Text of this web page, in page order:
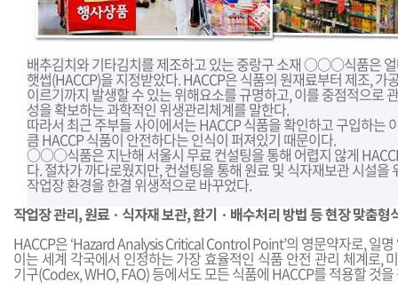
배추김치와 기타김치를 제조하고 있는 중랑구 소재 ○○○식품은
햇썹(HACCP)을 지정받았다. HACCP은 식품의 원재료부터 제조, 가
이르기까지 발생할 수 있는 위해요소를 규명하고, 이를 중점적으로
성을 확보하는 과학적인 위생관리체계를 말한다.
따라서 최근 주부들 사이에서는 HACCP 식품을 확인하고 구입하는
큼 HACCP 식품이 안전하다는 인식이 퍼져있기 때문이다.
○○○식품은 지난해 서울시 무료 컨설팅을 통해 어렵지 않게
다. 절차가 까다로웠지만, 컨설팅을 통해 원료 및 식자재보관 시설을
작업장 환경을 한결 위생적으로 바꾸었다.
작업장 관리, 원료ㆍ식자재 보관, 환기ㆍ배수처리 방법 등 현장 맞춤형
HACCP은 ‘Hazard Analysis Critical Control Point’의 영문약자로, 일명
이는 세계 각국에서 인정하는 가장 효율적인 식품 안전 관리 체계로,
기구(Codex, WHO, FAO) 등에서도 모든 식품에 HACCP를 적용할 것